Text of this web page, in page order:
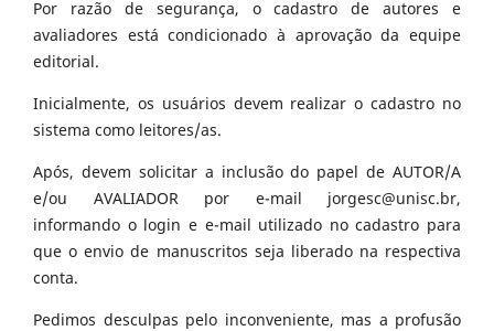
Por razão de segurança, o cadastro de autores e
avaliadores está condicionado à aprovação da equipe
editorial.
Inicialmente, os usuários devem realizar o cadastro no
sistema como leitores/as.
Após, devem solicitar a inclusão do papel de AUTOR/A
e/ou AVALIADOR por e-mail jorgesc@unisc.br,
informando o login e e-mail utilizado no cadastro para
que o envio de manuscritos seja liberado na respectiva
conta.
Pedimos desculpas pelo inconveniente, mas a profusão